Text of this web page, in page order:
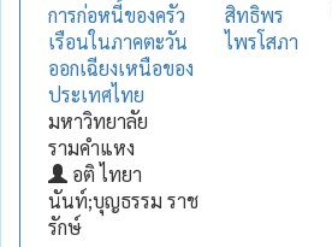
การก่อหนี้ของครัว
เรือนในภาคตะวัน
ออกเฉียงเหนือของ
ประเทศไทย
มหาวิทยาลัย
รามคำแหง
อติ ไทยา
นันท์;บุญธรรม ราช
รักษ์
สิทธิพร
ไพรโสภา